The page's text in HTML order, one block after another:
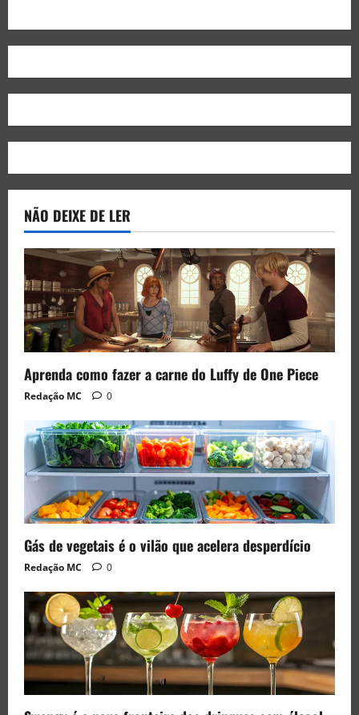
NÃO DEIXE DE LER
Aprenda como fazer a carne do Luffy de One Piece
Redação MC 0
Gás de vegetais é o vilão que acelera desperdício
Redação MC 0